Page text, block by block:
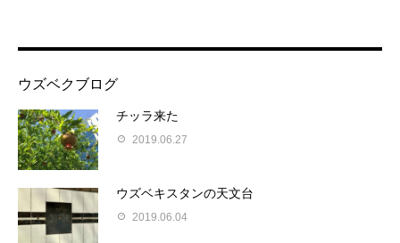
ウズベクブログ
チッラ来た
2019.06.27
ウズベキスタンの天文台
2019.06.04